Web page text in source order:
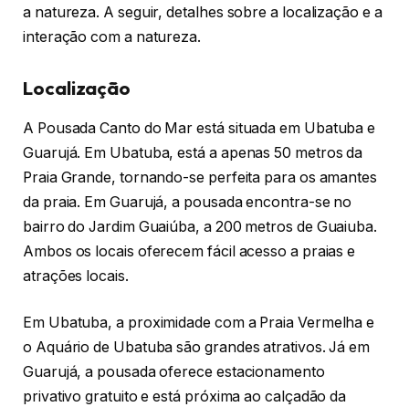
a natureza. A seguir, detalhes sobre a localização e a
interação com a natureza.
Localização
A Pousada Canto do Mar está situada em Ubatuba e
Guarujá. Em Ubatuba, está a apenas 50 metros da
Praia Grande, tornando-se perfeita para os amantes
da praia. Em Guarujá, a pousada encontra-se no
bairro do Jardim Guaiúba, a 200 metros de Guaiuba.
Ambos os locais oferecem fácil acesso a praias e
atrações locais.
Em Ubatuba, a proximidade com a Praia Vermelha e
o Aquário de Ubatuba são grandes atrativos. Já em
Guarujá, a pousada oferece estacionamento
privativo gratuito e está próxima ao calçadão da